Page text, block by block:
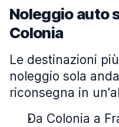
Noleggio auto
Colonia
Le destinazioni
noleggio sola
riconsegna in
Da Colonia a